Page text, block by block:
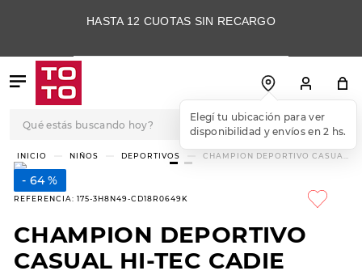
HASTA 12 CUOTAS SIN RECARGO
Elegí tu ubicación para ver
disponibilidad y envíos en 2 hs.
NIÑOS DEPORTIVOS
CHAMPION DEPORTIVO CASUAL
64 %
REFERENCIA: 175-3H8N49-CD18R0649K
CHAMPION DEPORTIVO
CASUAL HI-TEC CADIE
TÉRMINOS MÁS
BUSCADOS
3.
skechers slip-ins